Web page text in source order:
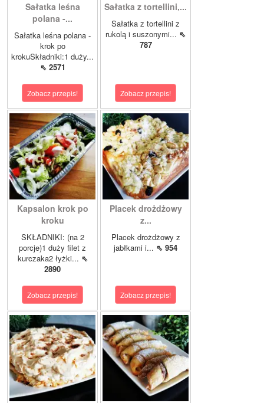
Sałatka leśna
polana -...
Sałatka leśna polana -
krok po
krokuSkładniki:1 duży...
⇖ 2571
Zobacz przepis!
Sałatka z tortellini,...
Sałatka z tortellini z
rukolą i suszonymi... ⇖
787
Zobacz przepis!
Kapsalon krok po
kroku
SKŁADNIKI: (na 2
porcje)1 duży filet z
kurczaka2 łyżki... ⇖
2890
Zobacz przepis!
Placek drożdżowy
z...
Placek drożdżowy z
jabłkami i... ⇖ 954
Zobacz przepis!